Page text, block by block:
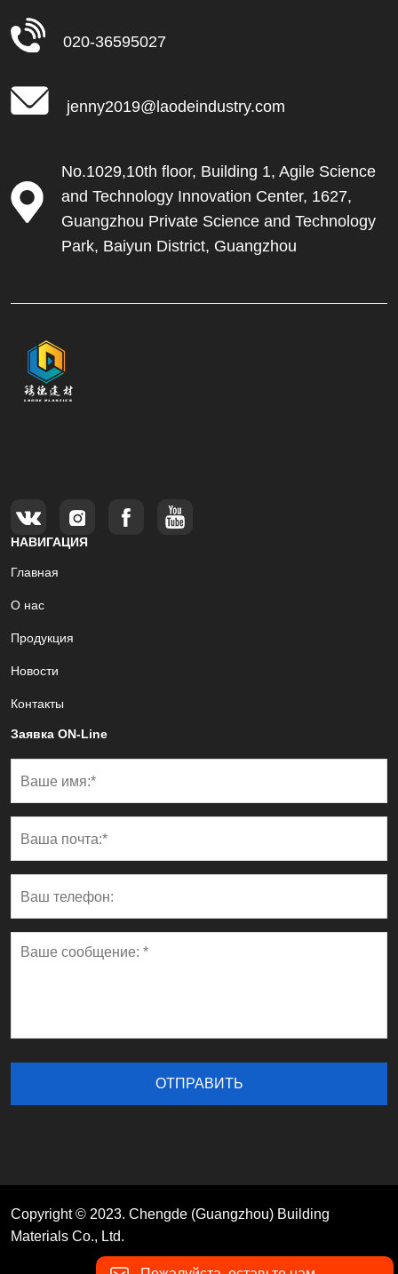
020-36595027
jenny2019@laodeindustry.com
No.1029,10th floor, Building 1, Agile Science
and Technology Innovation Center, 1627,
Guangzhou Private Science and Technology
Park, Baiyun District, Guangzhou
НАВИГАЦИЯ
Главная
О нас
Продукция
Новости
Контакты
Заявка ON-Line
Copyright © 2023. Chengde (Guangzhou) Building
Materials Co., Ltd.